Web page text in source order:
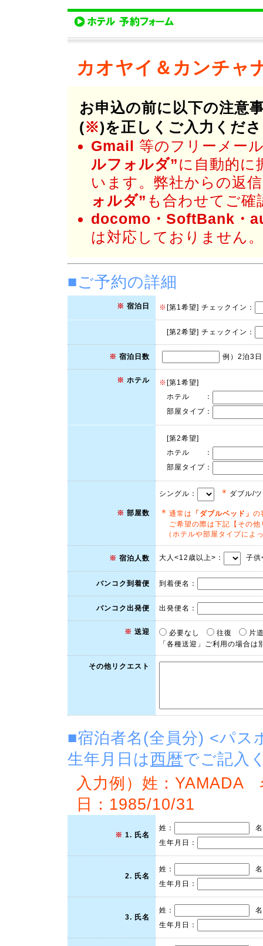
カオヤイ＆カンチャ
お申込の前に以下の注意
(※)を正しくご入力くだ
Gmail 等のフリーメー
ルフォルダ”に自動的に
います。弊社からの返
ォルダ” も合わせてご確
docomo・SoftBank・
は対応しておりません。
■ご予約の詳細
※ 宿泊日 ※[第1希望] チェックイン：
[第2希望] チェックイン：
※ 宿泊日数 例）2泊3日
※ ホテル ※ [第1希望]
ホテル ：
部屋タイプ：
[第2希望]
ホテル ：
部屋タイプ：
※ 部屋数
シングル： ＊ ダブル/
＊ 通常は 「ダブルベッド」 の
ご希望の際は下記【その
（ホテルや部屋タイプによ
※ 宿泊人数 大人<12歳以上>： 子供
バンコク到着便 到着便名：
バンコク出発便 出発便名：
※ 送迎 必要なし 往復
片
「各種送迎」ご利用の場合
その他リクエスト
■宿泊者名(全員分) <パス
生年月日は西暦でご記入
入力例）姓：
日：1985/10/31
※ 1. 氏名
姓：
生年月日：
2. 氏名
姓：
生年月日：
3. 氏名
姓：
生年月日：